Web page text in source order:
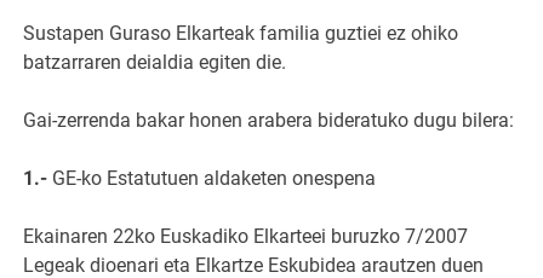
Sustapen Guraso Elkarteak familia guztiei ez ohiko
batzarraren deialdia egiten die.
Gai-zerrenda bakar honen arabera bideratuko dugu bilera:
1.- GE-ko Estatutuen aldaketen onespena
Ekainaren 22ko Euskadiko Elkarteei buruzko 7/2007
Legeak dioenari eta Elkartze Eskubidea arautzen duen